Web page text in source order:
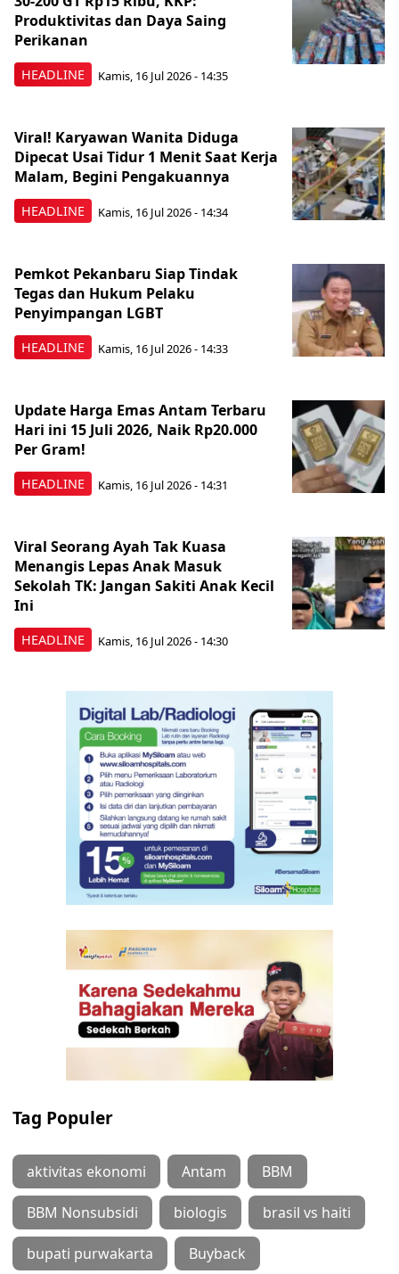
HEADLINE
Produktivitas dan Daya Saing
Perikanan
Kamis, 16 Jul 2026 - 14:35
HEADLINE
Viral! Karyawan Wanita Diduga
Dipecat Usai Tidur 1 Menit Saat Kerja
Malam, Begini Pengakuannya
Kamis, 16 Jul 2026 - 14:34
HEADLINE
Pemkot Pekanbaru Siap Tindak
Tegas dan Hukum Pelaku
Penyimpangan LGBT
Kamis, 16 Jul 2026 - 14:33
HEADLINE
Update Harga Emas Antam Terbaru
Hari ini 15 Juli 2026, Naik Rp20.000
Per Gram!
Kamis, 16 Jul 2026 - 14:31
HEADLINE
Viral Seorang Ayah Tak Kuasa
Menangis Lepas Anak Masuk
Sekolah TK: Jangan Sakiti Anak Kecil
Ini
Kamis, 16 Jul 2026 - 14:30
Tag Populer
aktivitas ekonomi Antam BBM
BBM Nonsubsidi biologis brasil vs haiti
bupati purwakarta Buyback